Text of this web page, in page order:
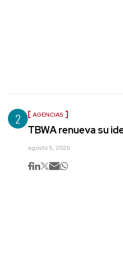
2 AGENCIAS
TBWA renueva su
agosto 5, 2026